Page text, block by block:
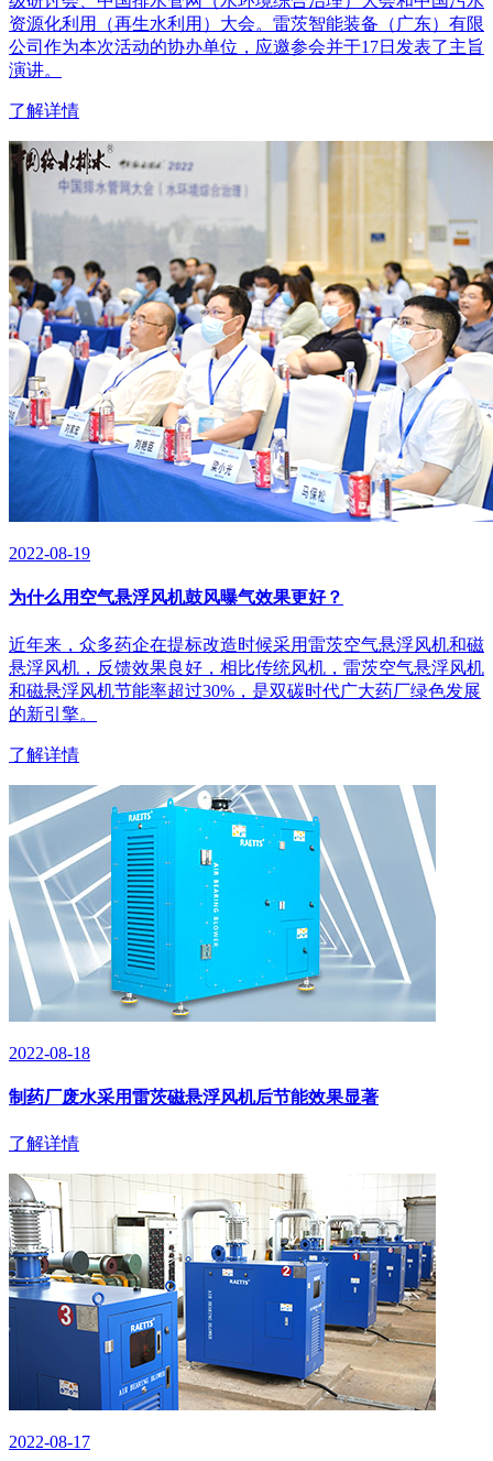
资源化利用（再生水利用）大会。雷茨智能装备（广东）有限
公司作为本次活动的协办单位，应邀参会并于17日发表了主旨
演讲。
了解详情
2022-08-19
为什么用空气悬浮风机鼓风曝气效果更好？
近年来，众多药企在提标改造时候采用雷茨空气悬浮风机和磁
悬浮风机，反馈效果良好，相比传统风机，雷茨空气悬浮风机
和磁悬浮风机节能率超过30%，是双碳时代广大药厂绿色发展
的新引擎。
了解详情
2022-08-18
制药厂废水采用雷茨磁悬浮风机后节能效果显著
了解详情
2022-08-17